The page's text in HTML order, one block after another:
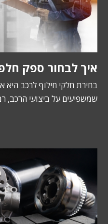
איך לבחור ספק
בחירת חלקי חילוף לרכב היא
שמשפיעים על ביצועי הרכב,